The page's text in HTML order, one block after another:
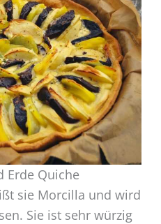
Erde Quiche
sie Morcilla und wird
Sie ist sehr würzig